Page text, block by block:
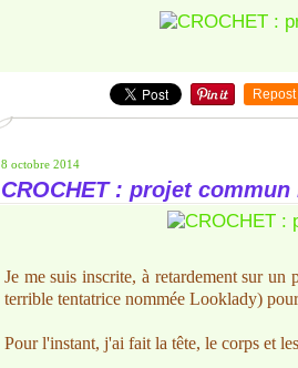
Repost
8 octobre 2014
CROCHET : projet commun
Je me suis inscrite, à retardement sur
terrible tentatrice nommée Looklady)
Pour l'instant, j'ai fait la tête, le corps et